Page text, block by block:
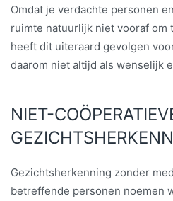
Omdat je verdachte personen
ruimte natuurlijk niet vooraf om
heeft dit uiteraard gevolgen
daarom niet altijd als wenselijk
NIET-
Gezichtsherkenning zonder
betreffende personen noemen